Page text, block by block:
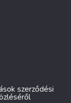
szerződési